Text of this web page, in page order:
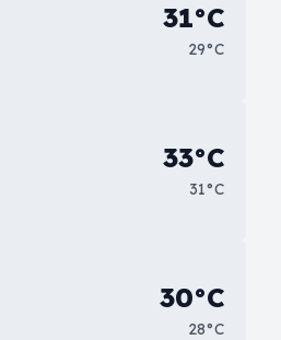
31°C
29°C
33°C
31°C
30°C
28°C